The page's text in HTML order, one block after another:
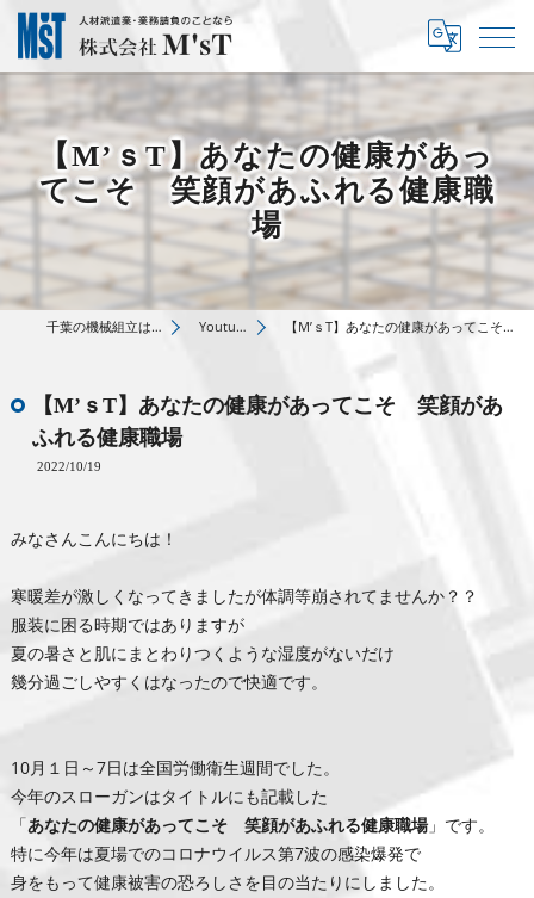
【M’ｓT】あなたの健康があっ
てこそ 笑顔があふれる健康職
場
千葉の機械組立は株式会社M’sT Youtube動画 【M’ｓT】あなたの健康があってこそ 笑顔があふれる健康職場
【M’ｓT】あなたの健康があってこそ 笑顔があ
ふれる健康職場
2022/10/19
みなさんこんにちは！
寒暖差が激しくなってきましたが体調等崩されてませんか？？
服装に困る時期ではありますが
夏の暑さと肌にまとわりつくような湿度がないだけ
幾分過ごしやすくはなったので快適です。
10月１日～7日は全国労働衛生週間でした。
今年のスローガンはタイトルにも記載した
「あなたの健康があってこそ 笑顔があふれる健康職場」です。
特に今年は夏場でのコロナウイルス第7波の感染爆発で
身をもって健康被害の恐ろしさを目の当たりにしました。